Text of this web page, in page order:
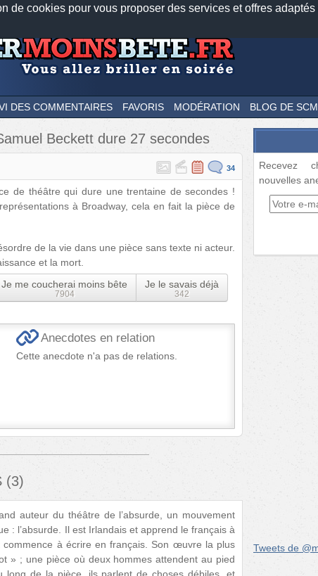
cookies pour vous proposer des services et offres
Nos applications mobiles Newsletter Facebook
TwitterFeeds18881
DES COMMENTAIRES FAVORIS MODÉRATION BLOG DE
Beckett dure 27 secondes
34
de théâtre qui dure une trentaine de secondes !
à Broadway, cela en fait la pièce de
de la vie dans une pièce sans texte ni acteur.
et la mort.
Je me coucherai moins bête
7904
Je le savais déjà
342
Anecdotes en relation
Cette anecdote n'a pas de relations.
(3)
auteur du théâtre de l’absurde, un mouvement
: l’absurde. Il est Irlandais et apprend le français à
à écrire en français. Son œuvre la plus
» ; une pièce où deux hommes attendent au pied
long de la pièce, ils parlent de choses débiles, et
Recevez
nouvelles
Tweets de